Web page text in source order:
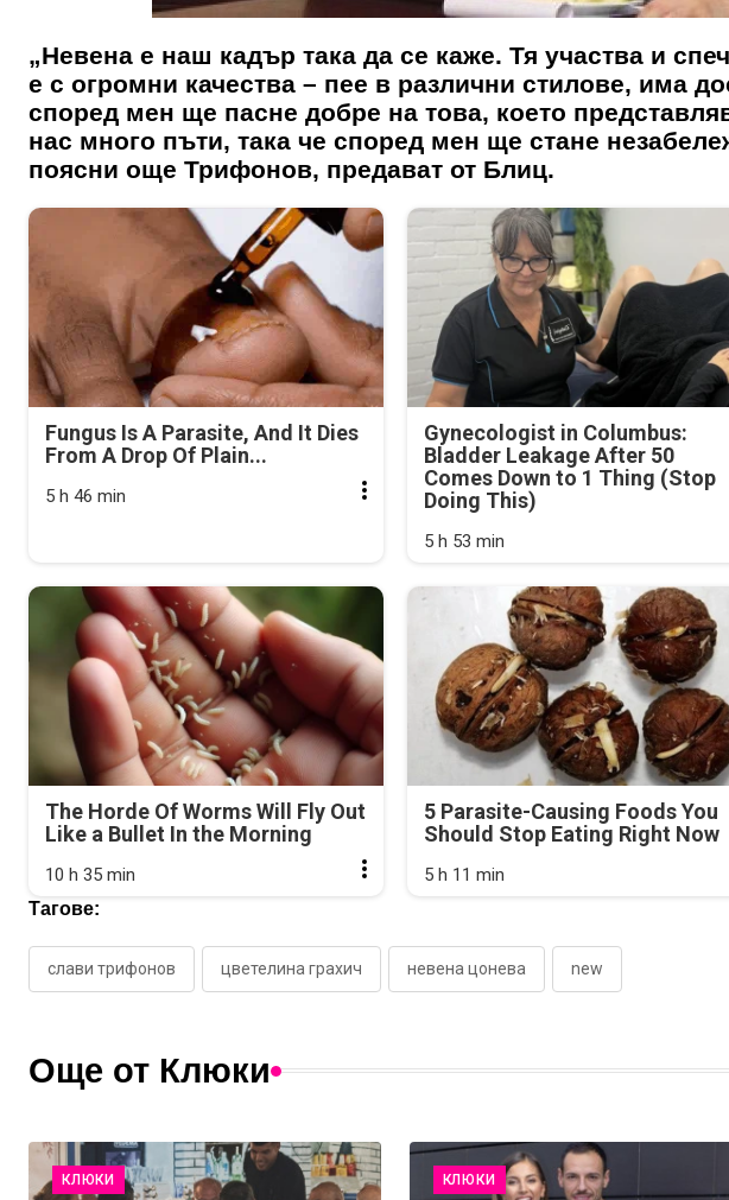
„Невена е наш кадър така да се каже. Тя участва и
е с огромни качества – пее в различни стилове, има
според мен ще пасне добре на това, което
нас много пъти, така че според мен ще стане
поясни още Трифонов, предават от Блиц.
Fungus Is A Parasite, And It Dies
From A Drop Of Plain...
5 h 46 min
Gynecologist in Columbus:
Bladder Leakage After 50
Comes Down to 1 Thing (Stop
Doing This)
5 h 53 min
The Horde Of Worms Will Fly Out
Like a Bullet In the Morning
10 h 35 min
5 Parasite-Causing Foods You
Should Stop Eating Right Now
5 h 11 min
Тагове:
слави трифонов цветелина грахич невена цонева new
Още от Клюки
КЛЮКИ КЛЮКИ